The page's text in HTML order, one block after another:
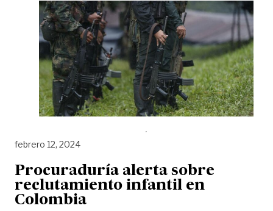
febrero 12, 2024
Procuraduría alerta sobre
reclutamiento infantil en
Colombia